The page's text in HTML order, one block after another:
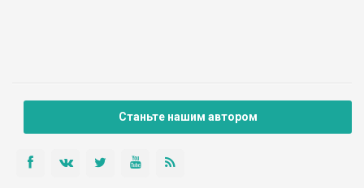
Станьте нашим автором